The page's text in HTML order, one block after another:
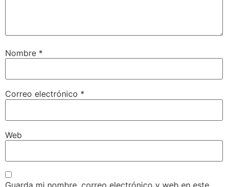
Nombre *
Correo electrónico *
Web